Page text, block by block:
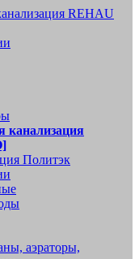
REHAU
Политэк
аэраторы,